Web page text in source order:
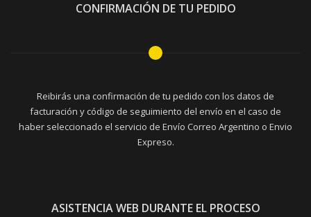
CONFIRMACIÓN DE TU PEDIDO
Reibirás una confirmación de tu pedido con los datos de
facturación y código de seguimiento del envío en el caso de
haber seleccionado el servicio de Envío Correo Argentino o Envio
Expreso.
ASISTENCIA WEB DURANTE EL PROCESO